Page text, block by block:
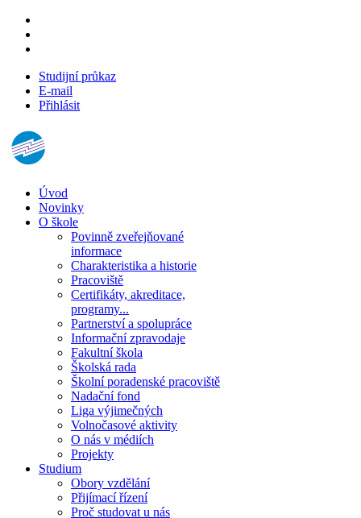
Studijní průkaz
E-mail
Přihlásit
Úvod
Novinky
O škole
Povinně zveřejňované
informace
Charakteristika a historie
Pracoviště
Certifikáty, akreditace,
programy...
Partnerství a spolupráce
Informační zpravodaje
Fakultní škola
Školská rada
Školní poradenské pracoviště
Nadační fond
Liga výjimečných
Volnočasové aktivity
O nás v médiích
Projekty
Studium
Obory vzdělání
Přijímací řízení
Proč studovat u nás